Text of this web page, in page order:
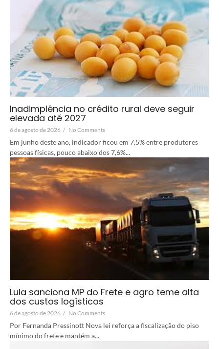
Inadimplência no crédito rural deve seguir
elevada até 2027
6 de agosto de 2026 / No Comments
Em junho deste ano, indicador ficou em 7,5% entre produtores
pessoas físicas, pouco abaixo dos 7,6%...
Lula sanciona MP do Frete e agro teme alta
dos custos logísticos
6 de agosto de 2026 / No Comments
Por Fernanda Pressinott Nova lei reforça a fiscalização do piso
mínimo do frete e mantém a...